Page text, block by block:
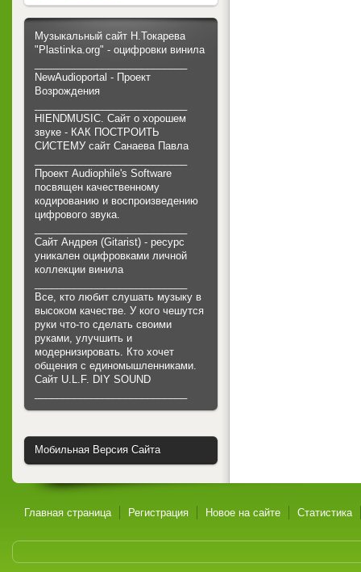
Музыкальный сайт Н.Токарева
"Plastinka.org" - оцифровки винила
NewAudioportal - Проект
Возрождения
HIENDMUSIC. Сайт о хорошем
звуке - КАК ПОСТРОИТЬ
СИСТЕМУ сайт Санаева Павла
Проект Audiophile's Software
посвящен качественному
кодированию и воспроизведению
цифрового звука.
Сайт Андрея (Gitarist) - ресурс
уникален оцифровками личной
коллекции винила
Все, кто любит слушать музыку в
высоком качестве. У кого чешутся
руки что-то сделать своими
руками, улучшить и
модернизировать. Кто хочет
общения с единомышленниками.
Cайт U.L.F. DIY SOUND
Мобильная Версия Сайта
Главная страница Регистрация Новое на сайте Статистика